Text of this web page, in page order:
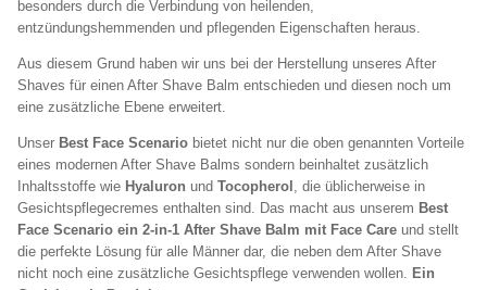
besonders durch die Verbindung von heilenden,
entzündungshemmenden und pflegenden Eigenschaften heraus.
Aus diesem Grund haben wir uns bei der Herstellung unseres After
Shaves für einen After Shave Balm entschieden und diesen noch um
eine zusätzliche Ebene erweitert.
Unser Best Face Scenario bietet nicht nur die oben genannten Vorteile
eines modernen After Shave Balms sondern beinhaltet zusätzlich
Inhaltsstoffe wie Hyaluron und Tocopherol , die üblicherweise in
Gesichtspflegecremes enthalten sind. Das macht aus unserem Best
Face Scenario ein 2-in-1 After Shave Balm mit Face Care und stellt
die perfekte Lösung für alle Männer dar, die neben dem After Shave
nicht noch eine zusätzliche Gesichtspflege verwenden wollen. Ein